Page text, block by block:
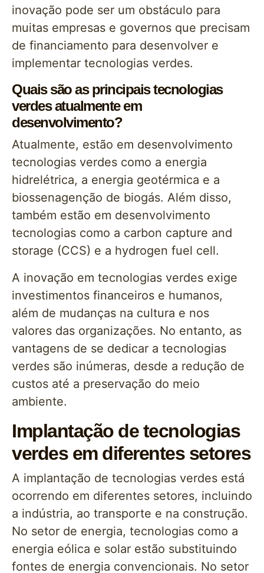
inovação pode ser um obstáculo para
muitas empresas e governos que precisam
de financiamento para desenvolver e
implementar tecnologias verdes.
Quais são as principais tecnologias
verdes atualmente em
desenvolvimento?
Atualmente, estão em desenvolvimento
tecnologias verdes como a energia
hidrelétrica, a energia geotérmica e a
biossenagenção de biogás. Além disso,
também estão em desenvolvimento
tecnologias como a carbon capture and
storage (CCS) e a hydrogen fuel cell.
A inovação em tecnologias verdes exige
investimentos financeiros e humanos,
além de mudanças na cultura e nos
valores das organizações. No entanto, as
vantagens de se dedicar a tecnologias
verdes são inúmeras, desde a redução de
custos até a preservação do meio
ambiente.
Implantação de tecnologias
verdes em diferentes setores
A implantação de tecnologias verdes está
ocorrendo em diferentes setores, incluindo
a indústria, ao transporte e na construção.
No setor de energia, tecnologias como a
energia eólica e solar estão substituindo
fontes de energia convencionais. No setor